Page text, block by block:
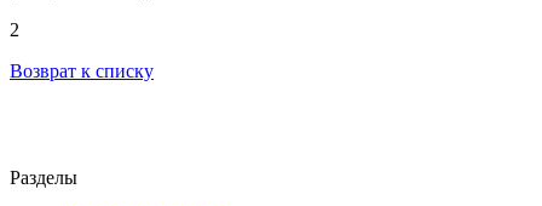
2
Возврат к списку
Разделы